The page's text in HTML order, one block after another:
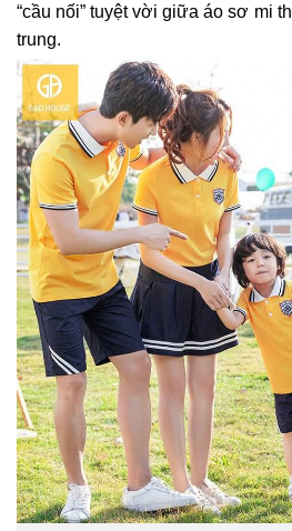
“cầu nối” tuyệt vời giữa áo sơ mi
trung.